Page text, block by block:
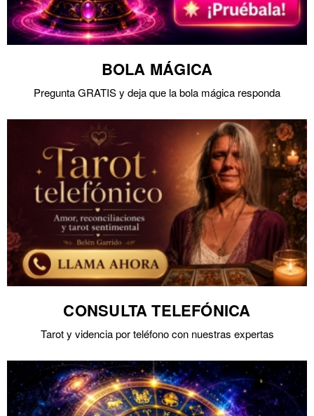
BOLA MÁGICA
Pregunta GRATIS y deja que la bola mágica responda
CONSULTA TELEFÓNICA
Tarot y videncia por teléfono con nuestras expertas